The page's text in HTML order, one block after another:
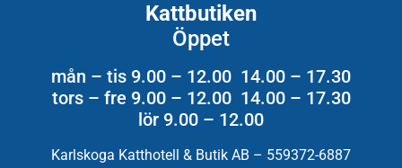
Kattbutiken
Öppet
mån – tis 9.00 – 12.00 14.00 – 17.30
tors – fre 9.00 – 12.00 14.00 – 17.30
lör 9.00 – 12.00
Karlskoga Katthotell & Butik AB – 559372-6887